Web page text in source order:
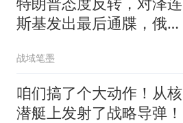
斯基发出最后通牒，俄乌
战域笔墨
咱们搞了个大动作！从核
潜艇上发射了战略导弹！